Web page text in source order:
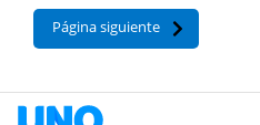
Página siguiente